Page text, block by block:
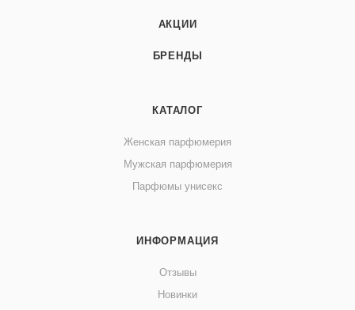
АКЦИИ
БРЕНДЫ
КАТАЛОГ
Женская парфюмерия
Мужская парфюмерия
Парфюмы унисекс
ИНФОРМАЦИЯ
Отзывы
Новинки